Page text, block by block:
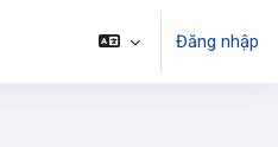
Đăng nhập